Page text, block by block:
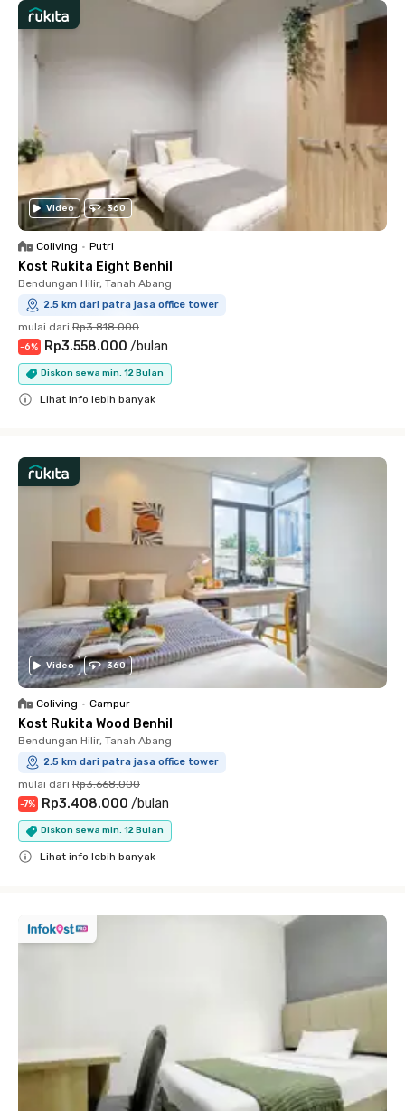
Video 360
Coliving • Putri
Kost Rukita Eight Benhil
Bendungan Hilir, Tanah Abang
2.5 km dari patra jasa office tower
mulai dari Rp3.818.000
-6% Rp3.558.000 /bulan
Diskon sewa min. 12 Bulan
Lihat info lebih banyak
Video 360
Coliving • Campur
Kost Rukita Wood Benhil
Bendungan Hilir, Tanah Abang
2.5 km dari patra jasa office tower
mulai dari Rp3.668.000
-7% Rp3.408.000 /bulan
Diskon sewa min. 12 Bulan
Lihat info lebih banyak